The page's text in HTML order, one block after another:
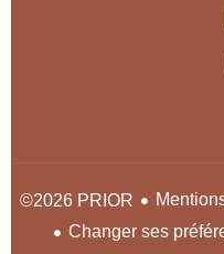
©2026 PRIOR
Changer ses